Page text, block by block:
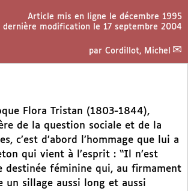
Article mis en ligne le décembre 1995
dernière modification le 17 septembre 2004
par Cordillot, Michel
Flora Tristan (1803-1844),
de la question sociale et de la
c’est d’abord l’hommage que lui a
qui vient à l’esprit : “Il n’est
destinée féminine qui, au firmament
un sillage aussi long et aussi